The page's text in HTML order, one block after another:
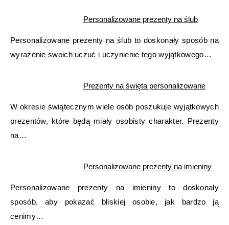
Personalizowane prezenty na ślub
Personalizowane prezenty na ślub to doskonały sposób na
wyrażenie swoich uczuć i uczynienie tego wyjątkowego…
Prezenty na święta personalizowane
W okresie świątecznym wiele osób poszukuje wyjątkowych
prezentów, które będą miały osobisty charakter. Prezenty
na…
Personalizowane prezenty na imieniny
Personalizowane prezenty na imieniny to doskonały
sposób, aby pokazać bliskiej osobie, jak bardzo ją
cenimy…